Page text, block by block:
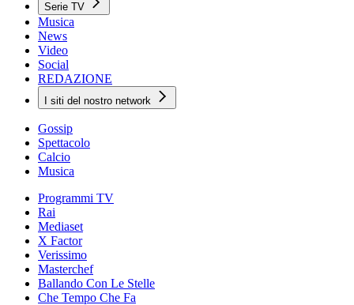
Serie TV
Musica
News
Video
Social
REDAZIONE
I siti del nostro network
Gossip
Spettacolo
Calcio
Musica
Programmi TV
Rai
Mediaset
X Factor
Verissimo
Masterchef
Ballando Con Le Stelle
Che Tempo Che Fa